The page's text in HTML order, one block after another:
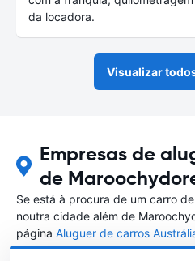
da locadora.
Visualizar
Empresas de
de
Se está à procura de um carro
noutra cidade além de
página Aluguer de carros
outra cidade em Austrália que